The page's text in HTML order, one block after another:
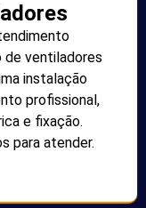
de ventiladores
instalação
profissional,
e fixação.
para atender.